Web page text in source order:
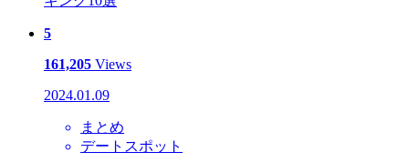
5
161,205 Views
2024.01.09
まとめ
デートスポット